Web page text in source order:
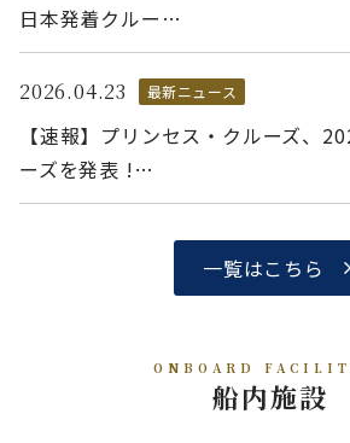
一覧はこちら
日本発着クルー…
2026.04.23 最新ニュース
【速報】プリンセス・クルーズ、
ーズを発表 !…
ONBOARD
船内施設